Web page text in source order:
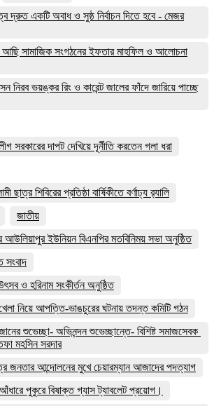
দ্রুত একটি অবাধ ও সুষ্ঠ নির্বাচন দিতে হবে - মেজর
আছি সামাজিক সংগঠনের ইফতার মাহফিল ও আলোচনা
নিরব ভয়ঙ্কর রিং ও কারেন্ট জালের ফাঁদে জারিয়ে পাচ্ছে
সরকারের দাপট দেখিয়ে দূর্নীতি করতেন গলা ধরা
ছাত্র শিবিরের প্রতিষ্ঠা বার্ষিকীতে বর্ণাঢ্য র‌্যালি
জাতীয়
আউলিয়াপুর ইউনিয়ন বিএনপির মতবিনিময় সভা অনুষ্ঠিত
সংবাদ
ও হরিনাম সংকীর্তন অনুষ্ঠিত
নিয়ে আপত্তি-ভাঙচুরের ঘটনায় তদন্ত কমিটি গঠন
শুভেচ্ছা- অভিনন্দন শুভেচ্ছান্তে- বিশিষ্ট সমাজসেবক
মহসিন সরদার
জনতার আন্দোলনের মুখে চেয়ারম্যান আজাদের পদত্যাগ
আঁধারে পুকুরে বিষাক্ত গ্যাস ট্যাবলেট প্রয়োগ।